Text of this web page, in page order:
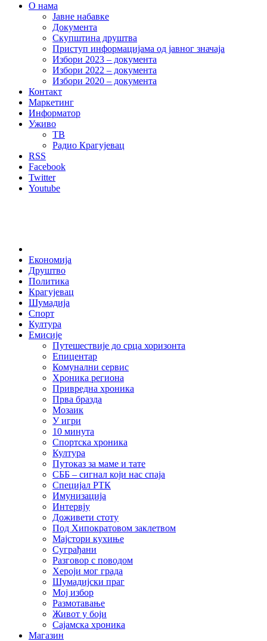
О нама
Јавне набавке
Документа
Скупштина друштва
Приступ информацијама од јавног значаја
Избори 2023 – документа
Избори 2022 – документа
Избори 2020 – документа
Контакт
Маркетинг
Информатор
Уживо
ТВ
Радио Крагујевац
RSS
Facebook
Twitter
Youtube
Економија
Друштво
Политика
Крагујевац
Шумадија
Спорт
Култура
Емисије
Путешествије до срца хоризонта
Епицентар
Комунални сервис
Хроника региона
Привредна хроника
Прва бразда
Мозаик
У игри
10 минута
Спортска хроника
Култура
Путоказ за маме и тате
СББ – сигнал који нас спаја
Специјал РТК
Имунизација
Интервју
Доживети стоту
Под Хипократовом заклетвом
Мајстори кухиње
Суграђани
Разговор с поводом
Хероји мог града
Шумадијски праг
Мој избор
Размотавање
Живот у боји
Сајамска хроника
Магазин